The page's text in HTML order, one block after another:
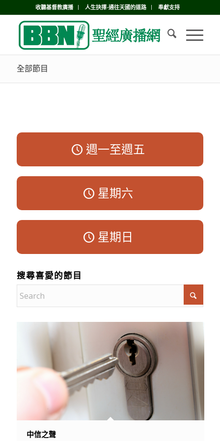
收聽基督教廣播 人生抉擇-通往天國的道路 奉獻支持
全部節目
週一至週五
星期六
星期日
搜尋喜愛的節目
中信之聲